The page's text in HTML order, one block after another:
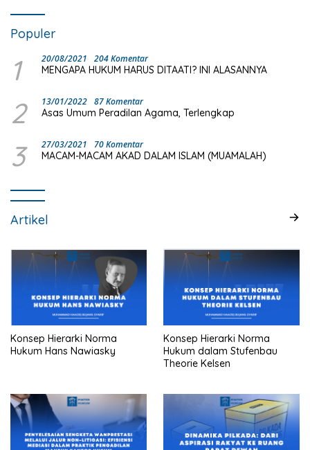
Populer
1 20/08/2021 204 Komentar
MENGAPA HUKUM HARUS DITAATI? INI ALASANNYA
2 13/01/2022 87 Komentar
Asas Umum Peradilan Agama, Terlengkap
3 27/03/2021 70 Komentar
MACAM-MACAM AKAD DALAM ISLAM (MUAMALAH)
Artikel
Konsep Hierarki Norma
Hukum Hans Nawiasky
Konsep Hierarki Norma
Hukum dalam Stufenbau
Theorie Kelsen